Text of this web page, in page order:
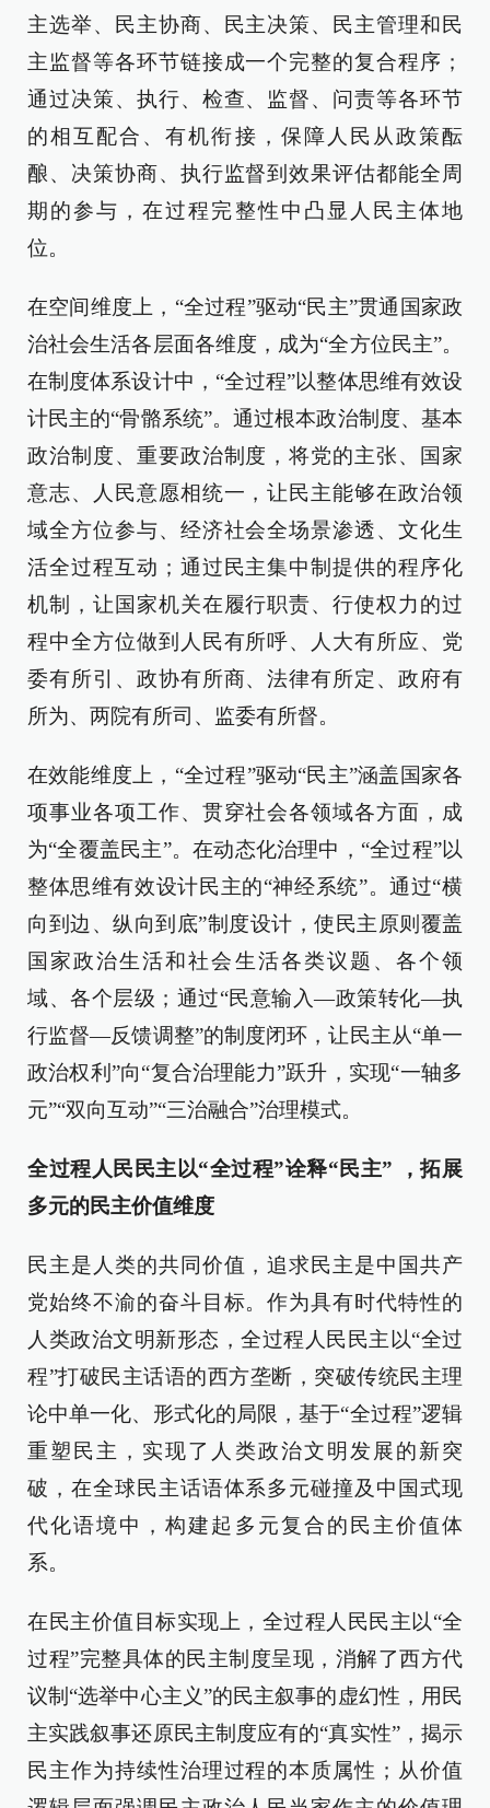
主选举、民主协商、民主决策、民主管理和民
主监督等各环节链接成一个完整的复合程序；
通过决策、执行、检查、监督、问责等各环节
的相互配合、有机衔接，保障人民从政策酝
酿、决策协商、执行监督到效果评估都能全周
期的参与，在过程完整性中凸显人民主体地
位。
在空间维度上，“全过程”驱动“民主”贯通国家政
治社会生活各层面各维度，成为“全方位民主”。
在制度体系设计中，“全过程”以整体思维有效设
计民主的“骨骼系统”。通过根本政治制度、基本
政治制度、重要政治制度，将党的主张、国家
意志、人民意愿相统一，让民主能够在政治领
域全方位参与、经济社会全场景渗透、文化生
活全过程互动；通过民主集中制提供的程序化
机制，让国家机关在履行职责、行使权力的过
程中全方位做到人民有所呼、人大有所应、党
委有所引、政协有所商、法律有所定、政府有
所为、两院有所司、监委有所督。
在效能维度上，“全过程”驱动“民主”涵盖国家各
项事业各项工作、贯穿社会各领域各方面，成
为“全覆盖民主”。在动态化治理中，“全过程”以
整体思维有效设计民主的“神经系统”。通过“横
向到边、纵向到底”制度设计，使民主原则覆盖
国家政治生活和社会生活各类议题、各个领
域、各个层级；通过“民意输入—政策转化—执
行监督—反馈调整”的制度闭环，让民主从“单一
政治权利”向“复合治理能力”跃升，实现“一轴多
元”“双向互动”“三治融合”治理模式。
全过程人民民主以“全过程”诠释“民主” ，拓展
多元的民主价值维度
民主是人类的共同价值，追求民主是中国共产
党始终不渝的奋斗目标。作为具有时代特性的
人类政治文明新形态，全过程人民民主以“全过
程”打破民主话语的西方垄断，突破传统民主理
论中单一化、形式化的局限，基于“全过程”逻辑
重塑民主，实现了人类政治文明发展的新突
破，在全球民主话语体系多元碰撞及中国式现
代化语境中，构建起多元复合的民主价值体
系。
在民主价值目标实现上，全过程人民民主以“全
过程”完整具体的民主制度呈现，消解了西方代
议制“选举中心主义”的民主叙事的虚幻性，用民
主实践叙事还原民主制度应有的“真实性”，揭示
民主作为持续性治理过程的本质属性；从价值